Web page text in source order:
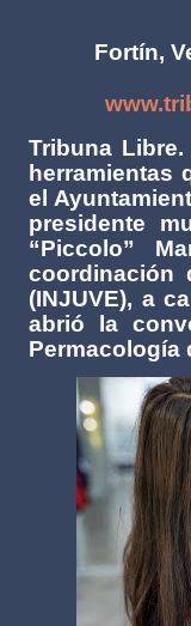
Fortín, Ver.
Tribuna
herramientas
el
presidente
“Piccolo”
coordinación
(INJUVE), a
abrió la
Permacología